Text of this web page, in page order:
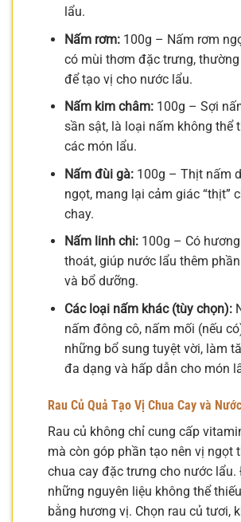
lẩu.
Nấm rơm:100g – Nấm rơm
có mùi thơm đặc trưng,
để tạo vị cho nước lẩu.
Nấm kim châm:100g – Sợi
sần sật, là loại nấm không thể
các món lẩu.
Nấm đùi gà:100g – Thịt nấm
ngọt, mang lại cảm giác “thịt”
chay.
Nấm linh chi:100g – Có
thoát, giúp nước lẩu thêm
và bổ dưỡng.
Các loại nấm khác (tùy chọn):
nấm đông cô, nấm mối (nếu
những bổ sung tuyệt vời, làm
đa dạng và hấp dẫn cho món
Rau Củ Quả Tạo Vị Chua Cay và
Rau củ không chỉ cung cấp
mà còn góp phần tạo nên vị ngọt
chua cay đặc trưng cho nước lẩu.
những nguyên liệu không thể
bằng hương vị. Chọn rau củ tươi,